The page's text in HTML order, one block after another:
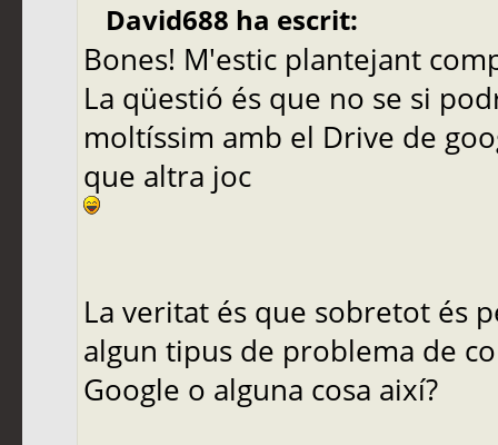
David688 ha escrit:
Bones! M'estic plantejant
La qüestió és que no se si
moltíssim amb el Drive de
que altra joc
La veritat és que sobretot és
algun tipus de problema de
Google o alguna cosa així?